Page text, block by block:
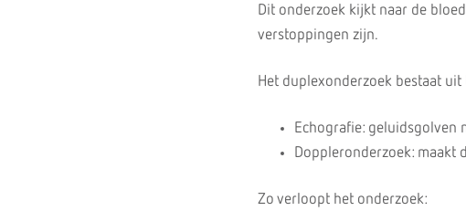
Dit onderzoek kijkt naar de
verstoppingen zijn.
Het duplexonderzoek bestaat uit
Echografie: geluidsgolven
Doppleronderzoek: maakt
Zo verloopt het onderzoek: